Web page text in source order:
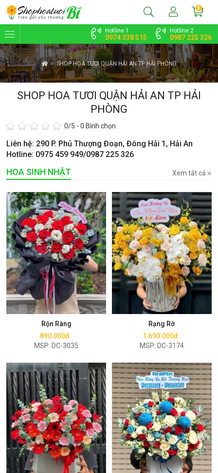
Hotline 1
0974 338 515
Hotline 2
0987 225 326
0
SHOP HOA TƯƠI QUẬN HẢI AN TP HẢI PHÒNG
SHOP HOA TƯƠI QUẬN HẢI AN TP HẢI
PHÒNG
0/5 -0 Bình chọn
Liên hệ: 290 P. Phủ Thượng Đoạn, Đông Hải 1, Hải An
Hotline: 0975 459 949/0987 225 326
HOA SINH NHẬT Xem tất cả
Rộn Ràng
890.000đ
MSP: DC-3035
Mua ngay
Rạng Rỡ
1.690.000đ
MSP: DC-3174
Mua ngay